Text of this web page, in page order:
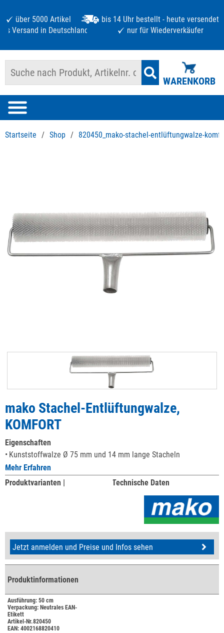
über 5000 Artikel
bis 14 Uhr bestellt - heute versendet
Versand in Deutschland ab 125 €
nur für Wiederverkäufer
WARENKORB
Startseite / Shop / 820450_mako-stachel-entlüftungwalze-
mako Stachel-Entlüftungwalze,
KOMFORT
Eigenschaften
Kunststoffwalze Ø 75 mm und 14 mm lange Stacheln
Mehr Erfahren
Produktvarianten |
Technische Daten
Jetzt anmelden und Preise und Infos sehen
Produktinformationen
Ausführung: 50 cm
Verpackung: Neutrales EAN-
Etikett
Artikel-Nr.820450
EAN: 4002168820410